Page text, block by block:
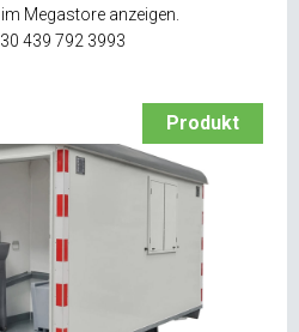
Produkt
Megastore anzeigen.
439 792 3993